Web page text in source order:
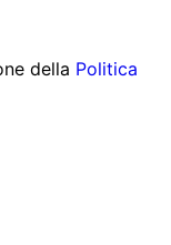
della Politica